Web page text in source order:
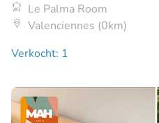
Le Palma Room
Valenciennes (0km)
Verkocht: 1